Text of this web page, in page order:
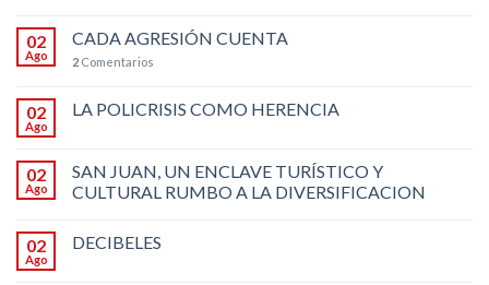
02
Ago
CADA AGRESIÓN CUENTA
2 Comentarios
02
Ago
LA POLICRISIS COMO HERENCIA
02
Ago
SAN JUAN, UN ENCLAVE TURÍSTICO Y
CULTURAL RUMBO A LA DIVERSIFICACION
02
Ago
DECIBELES